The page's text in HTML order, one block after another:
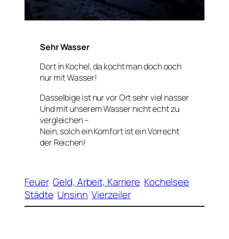
Sehr Wasser
Dort in Kochel, da kocht man doch ooch
nur mit Wasser!
Dasselbige ist nur vor Ort sehr viel nasser
Und mit unserem Wasser nicht echt zu
vergleichen –
Nein, solch ein Komfort ist ein Vorrecht
der Reichen!
Feuer Geld, Arbeit, Karriere Kochelsee
Städte Unsinn Vierzeiler